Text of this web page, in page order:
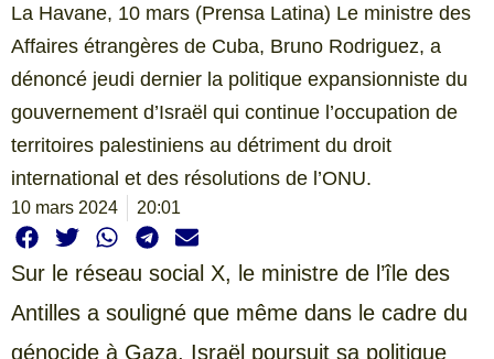
La Havane, 10 mars (Prensa Latina) Le ministre des
Affaires étrangères de Cuba, Bruno Rodriguez, a
dénoncé jeudi dernier la politique expansionniste du
gouvernement d’Israël qui continue l’occupation de
territoires palestiniens au détriment du droit
international et des résolutions de l’ONU.
10 mars 2024 20:01
Sur le réseau social X, le ministre de l’île des
Antilles a souligné que même dans le cadre du
génocide à Gaza, Israël poursuit sa politique